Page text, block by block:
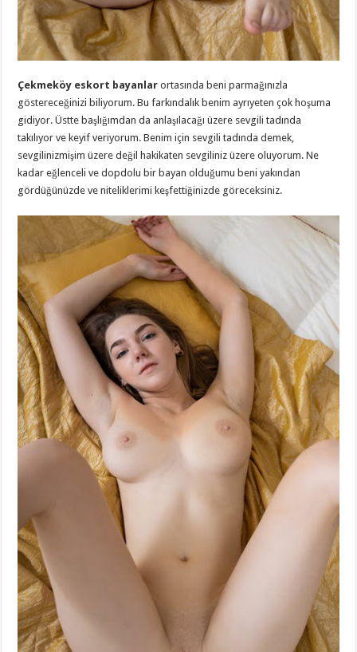
Çekmeköy eskort bayanlar ortasında beni parmağınızla
göstereceğinizi biliyorum. Bu farkındalık benim ayrıyeten çok hoşuma
gidiyor. Üstte başlığımdan da anlaşılacağı üzere sevgili tadında
takılıyor ve keyif veriyorum. Benim için sevgili tadında demek,
sevgilinizmişim üzere değil hakikaten sevgiliniz üzere oluyorum. Ne
kadar eğlenceli ve dopdolu bir bayan olduğumu beni yakından
gördüğünüzde ve niteliklerimi keşfettiğinizde göreceksiniz.